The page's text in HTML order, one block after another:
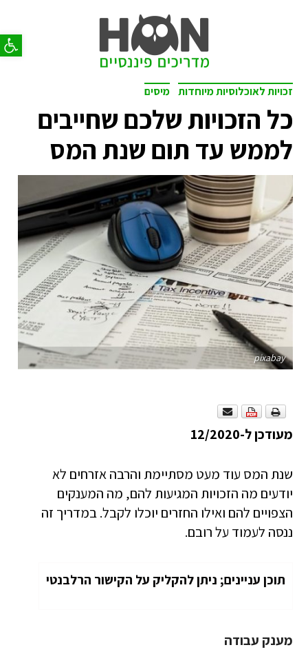
פתח
זכויות לאוכלוסיות מיוחדות מיסים
כל הזכויות שלכם שחייבים
לממש עד תום שנת המס
pixabay
מעודכן ל-12/2020
שנת המס עוד מעט מסתיימת והרבה אזרחים לא
יודעים מה הזכויות המגיעות להם, מה המענקים
הצפויים להם ואילו החזרים יוכלו לקבל. במדריך זה
ננסה לעמוד על רובם.
תוכן עניינים; ניתן להקליק על הקישור הרלבנטי
מענק עבודה